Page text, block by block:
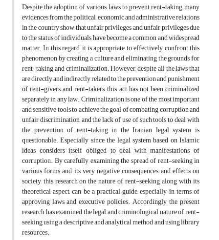
Despite the adoption of various laws to prevent rent-taking, many
evidences from the political, economic and administrative relations
in the country show that unfair privileges and unfair privileges due
to the status of individuals have become a common and widespread
matter. In this regard, it is appropriate to effectively confront this
phenomenon by creating a culture and eliminating the grounds for
rent-taking and criminalization. However, despite all the laws that
are directly and indirectly related to the prevention and punishment
of rent-givers and rent-takers, this act has not been criminalized
separately in any law. Criminalization is one of the most important
and sensitive tools to achieve the goal of combating corruption and
unfair discrimination, and the lack of use of such tools to deal with
the prevention of rent-taking in the Iranian legal system is
questionable. Especially since the legal system based on Islamic
ideas considers itself obliged to deal with manifestations of
corruption. By carefully examining the spread of rent-seeking in
various forms and its very negative consequences and effects on
society, this research on the nature of rent-seeking, along with its
theoretical aspect, can be a practical guide, especially in terms of
approving laws and executive policies. Accordingly, the present
research has examined the legal and criminological nature of rent-
seeking using a descriptive and analytical method and using library
resources.